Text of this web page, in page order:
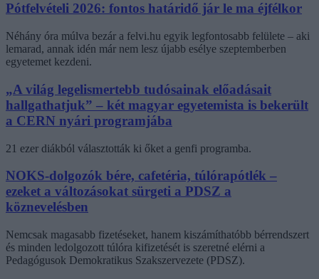
Pótfelvételi 2026: fontos határidő jár le ma éjfélkor
Néhány óra múlva bezár a felvi.hu egyik legfontosabb felülete – aki
lemarad, annak idén már nem lesz újabb esélye szeptemberben
egyetemet kezdeni.
„A világ legelismertebb tudósainak előadásait
hallgathatjuk” – két magyar egyetemista is bekerült
a CERN nyári programjába
21 ezer diákból választották ki őket a genfi programba.
NOKS-dolgozók bére, cafetéria, túlórapótlék –
ezeket a változásokat sürgeti a PDSZ a
köznevelésben
Nemcsak magasabb fizetéseket, hanem kiszámíthatóbb bérrendszert
és minden ledolgozott túlóra kifizetését is szeretné elérni a
Pedagógusok Demokratikus Szakszervezete (PDSZ).